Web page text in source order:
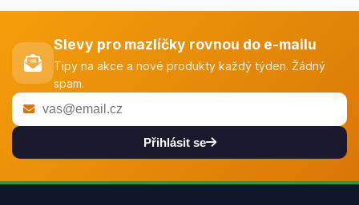
Slevy pro mazlíčky rovnou do e-mailu
Tipy na akce a nové produkty každý týden. Žádný
spam.
Přihlásit se